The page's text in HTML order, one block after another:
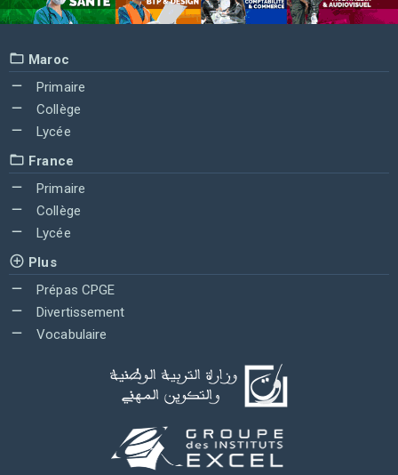
Maroc
Primaire
Collège
Lycée
France
Primaire
Collège
Lycée
Plus
Prépas CPGE
Divertissement
Vocabulaire